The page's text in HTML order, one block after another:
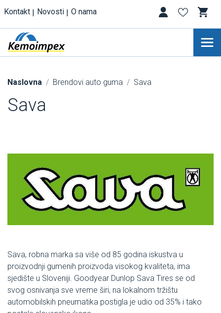
Kontakt Novosti O nama
Naslovna Brendovi auto guma Sava
Sava
Sava, robna marka sa više od 85 godina iskustva u
proizvodnji gumenih proizvoda visokog kvaliteta, ima
sjedište u Sloveniji. Goodyear Dunlop Sava Tires se od
svog osnivanja sve vreme širi, na lokalnom tržištu
automobilskih pneumatika postigla je udio od 35% i tako